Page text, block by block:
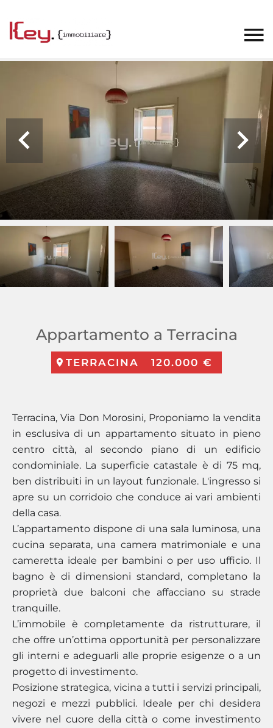
Appartamento a Terracina
TERRACINA 120.000 €
Terracina, Via Don Morosini, Proponiamo la vendita
in esclusiva di un appartamento situato in pieno
centro città, al secondo piano di un edificio
condominiale. La superficie catastale è di 75 mq,
ben distribuiti in un layout funzionale. L'ingresso si
apre su un corridoio che conduce ai vari ambienti
della casa.
L’appartamento dispone di una sala luminosa, una
cucina separata, una camera matrimoniale e una
cameretta ideale per bambini o per uso ufficio. Il
bagno è di dimensioni standard, completano la
proprietà due balconi che affacciano su strade
tranquille.
L’immobile è completamente da ristrutturare, il
che offre un’ottima opportunità per personalizzare
gli interni e adeguarli alle proprie esigenze o a un
progetto di investimento.
Posizione strategica, vicina a tutti i servizi principali,
negozi e mezzi pubblici. Ideale per chi desidera
vivere nel cuore della città o come investimento